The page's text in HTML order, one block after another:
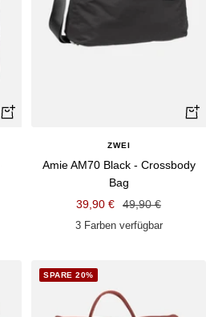
Schnellansicht
ZWEI
Amie AM70 Black - Crossbody
Bag
Angebotspreis
39,90 €
Regulärer
Preis
49,90 €
3 Farben verfügbar
SPARE 20%